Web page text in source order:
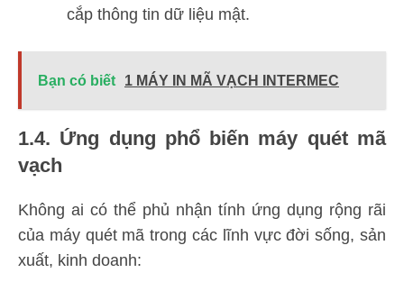
cắp thông tin dữ liệu mật.
Bạn có biết 1 MÁY IN MÃ VẠCH INTERMEC
1.4. Ứng dụng phổ biến máy quét mã
vạch
Không ai có thể phủ nhận tính ứng dụng rộng rãi
của máy quét mã trong các lĩnh vực đời sống, sản
xuất, kinh doanh: